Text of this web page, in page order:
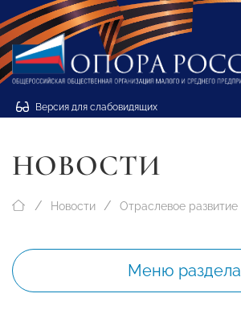
Версия для слабовидящих
НОВОСТИ
Новости Отраслевое развитие
Меню раздела